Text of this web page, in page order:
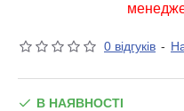
0 відгуків -
В НАЯВНОСТІ